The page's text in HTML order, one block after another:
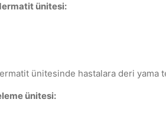
ünitesi:
ünitesinde hastalara deri yama
ünitesi: